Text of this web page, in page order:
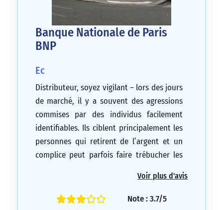
Banque Nationale de Paris
BNP
Ec
Distributeur, soyez vigilant – lors des jours
de marché, il y a souvent des agressions
commises par des individus facilement
identifiables. Ils ciblent principalement les
personnes qui retirent de l’argent et un
complice peut parfois faire trébucher les
1/5
Voir plus d'avis
Note : 3.7/5